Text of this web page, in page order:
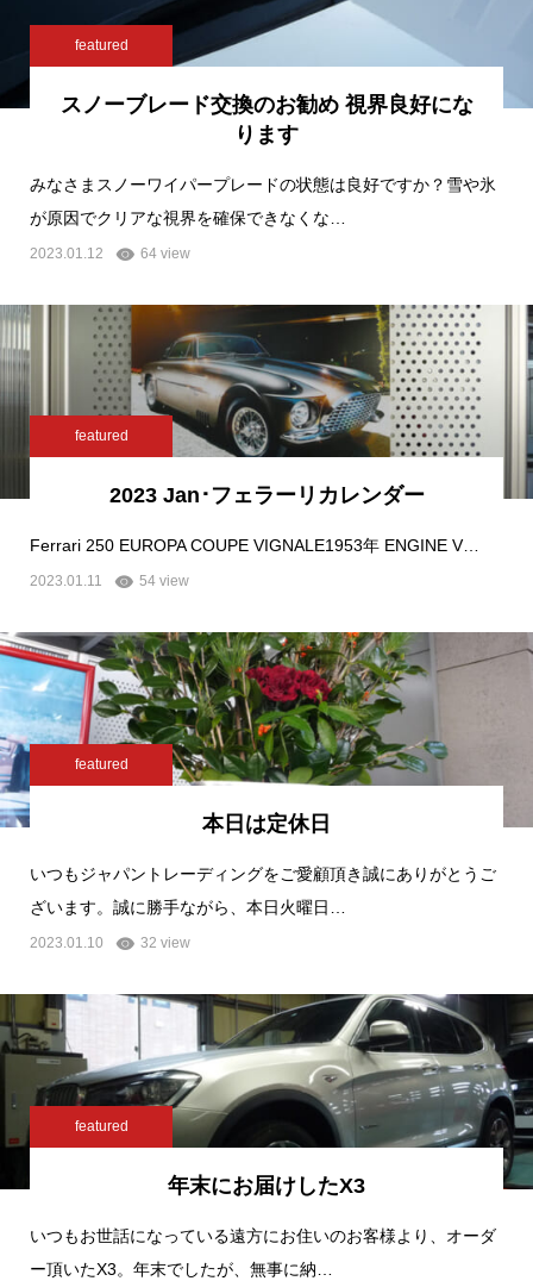
featured
スノーブレード交換のお勧め 視界良好にな
ります
みなさまスノーワイパープレードの状態は良好ですか？雪や氷
が原因でクリアな視界を確保できなくな…
2023.01.12 64 view
featured
2023 Jan･フェラーリカレンダー
Ferrari 250 EUROPA COUPE VIGNALE1953年 ENGINE V…
2023.01.11 54 view
featured
本日は定休日
いつもジャパントレーディングをご愛顧頂き誠にありがとうご
ざいます。誠に勝手ながら、本日火曜日…
2023.01.10 32 view
featured
年末にお届けしたX3
いつもお世話になっている遠方にお住いのお客様より、オーダ
ー頂いたX3。年末でしたが、無事に納…